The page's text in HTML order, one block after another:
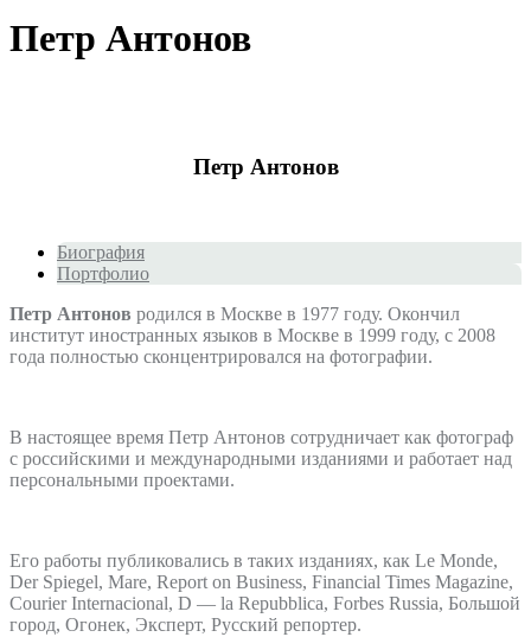
Петр Антонов
Петр Антонов
Биография
Портфолио
Петр Антонов родился в Москве в 1977 году. Окончил
институт иностранных языков в Москве в 1999 году, с 2008
года полностью сконцентрировался на фотографии.
В настоящее время Петр Антонов сотрудничает как фотограф
с российскими и международными изданиями и работает над
персональными проектами.
Его работы публиковались в таких изданиях, как Le Monde,
Der Spiegel, Mare, Report on Business, Financial Times Magazine,
Courier Internacional, D — la Repubblica, Forbes Russia, Большой
город, Огонек, Эксперт, Русский репортер.